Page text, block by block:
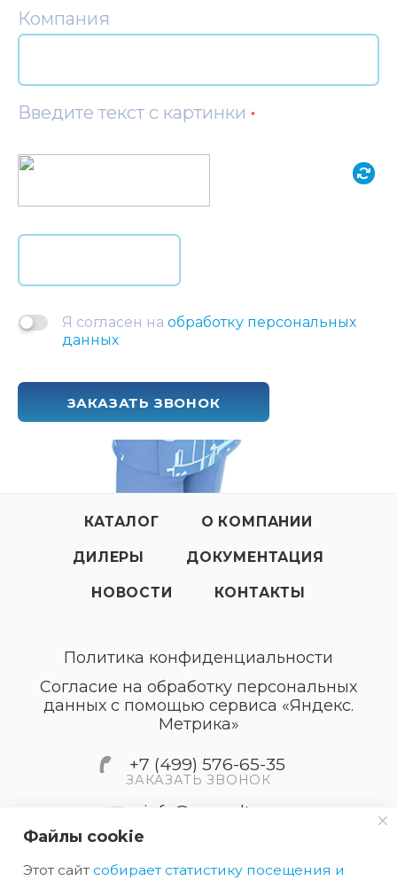
Компания
Введите текст с картинки *
Я согласен на обработку персональных
данных
ЗАКАЗАТЬ ЗВОНОК
КАТАЛОГ О КОМПАНИИ
ДИЛЕРЫ ДОКУМЕНТАЦИЯ
НОВОСТИ КОНТАКТЫ
Политика конфиденциальности
Согласие на обработку персональных
данных с помощью сервиса «Яндекс.
Метрика»
+7 (499) 576-65-35
ЗАКАЗАТЬ ЗВОНОК
info@accordtec.ru
шоссе, дом 41А, строение 1,
Файлы cookie
Этот сайт собирает статистику посещения и